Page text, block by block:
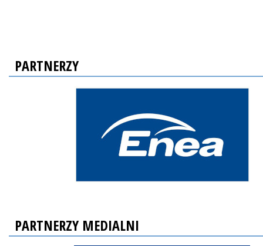
PARTNERZY
PARTNERZY MEDIALNI